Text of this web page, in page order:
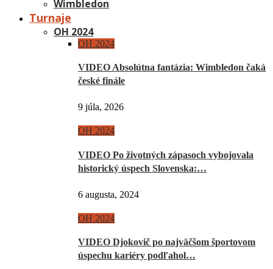
Wimbledon
Turnaje
OH 2024
OH 2024
VIDEO Absolútna fantázia: Wimbledon čaká
české finále
9 júla, 2026
OH 2024
VIDEO Po životných zápasoch vybojovala
historický úspech Slovenska:…
6 augusta, 2024
OH 2024
VIDEO Djokovič po najväčšom športovom
úspechu kariéry podľahol…